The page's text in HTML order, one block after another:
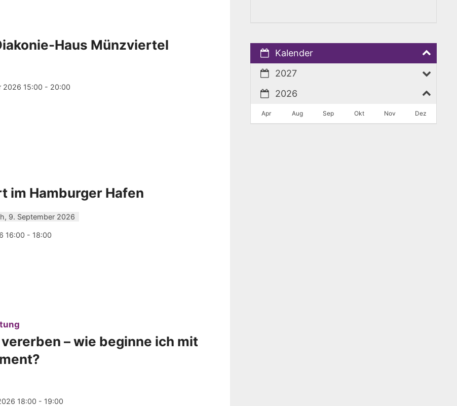
Haus Münzviertel
2026 15:00 - 20:00
im Hamburger Hafen
9. September 2026
16:00 - 18:00
– wie beginne ich mit
18:00 - 19:00
Kalender
2027
2026
Apr Aug Sep Okt Nov Dez